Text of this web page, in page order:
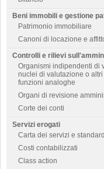
Beni immobili e gestione
Patrimonio immobiliare
Canoni di locazione e
Controlli e rilievi
Organismi indipendenti di
nuclei di valutazione o
funzioni analoghe
Organi di revisione
Corte dei conti
Servizi erogati
Carta dei servizi e
Costi contabilizzati
Class action